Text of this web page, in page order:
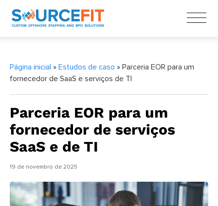
Página inicial » Estudos de caso » Parceria EOR para um
fornecedor de SaaS e serviços de TI
Parceria EOR para um
fornecedor de serviços
SaaS e de TI
19 de novembro de 2025